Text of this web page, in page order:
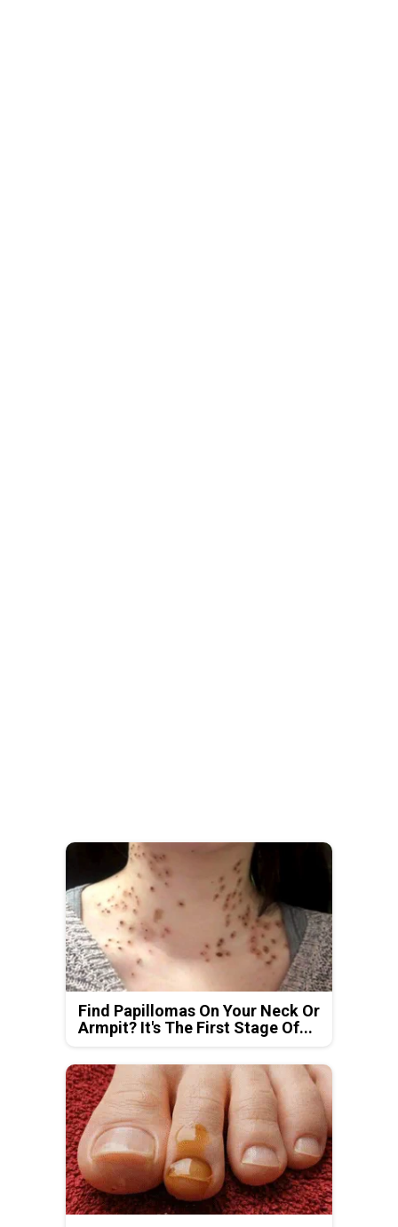
Find Papillomas On Your Neck Or
Armpit? It's The First Stage Of...